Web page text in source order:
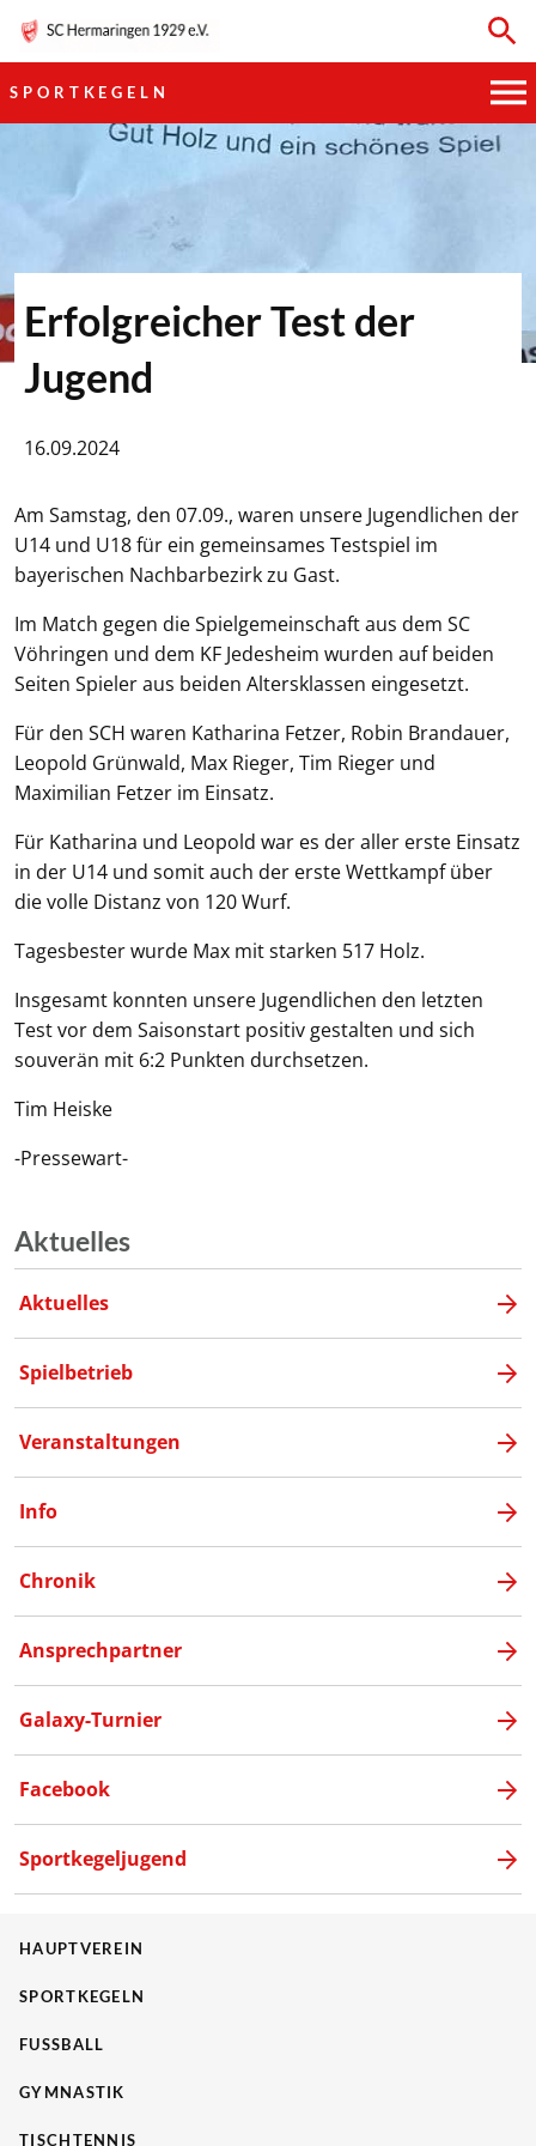
SPORTKEGELN
SPORTKEGELN
FUSSBALL
GYMNASTIK
TISCHTENNIS
Erfolgreicher Test der
Jugend
16.09.2024
Am Samstag, den 07.09., waren unsere Jugendlichen der
U14 und U18 für ein gemeinsames Testspiel im
bayerischen Nachbarbezirk zu Gast.
Im Match gegen die Spielgemeinschaft aus dem SC
Vöhringen und dem KF Jedesheim wurden auf beiden
Seiten Spieler aus beiden Altersklassen eingesetzt.
Für den SCH waren Katharina Fetzer, Robin Brandauer,
Leopold Grünwald, Max Rieger, Tim Rieger und
Maximilian Fetzer im Einsatz.
Für Katharina und Leopold war es der aller erste Einsatz
in der U14 und somit auch der erste Wettkampf über
die volle Distanz von 120 Wurf.
Tagesbester wurde Max mit starken 517 Holz.
Insgesamt konnten unsere Jugendlichen den letzten
Test vor dem Saisonstart positiv gestalten und sich
souverän mit 6:2 Punkten durchsetzen.
Tim Heiske
-Pressewart-
Aktuelles
Aktuelles
Spielbetrieb
Veranstaltungen
Info
Chronik
Ansprechpartner
Galaxy-Turnier
Facebook
Sportkegeljugend
HAUPTVEREIN
SPORTKEGELN
FUSSBALL
GYMNASTIK
TISCHTENNIS